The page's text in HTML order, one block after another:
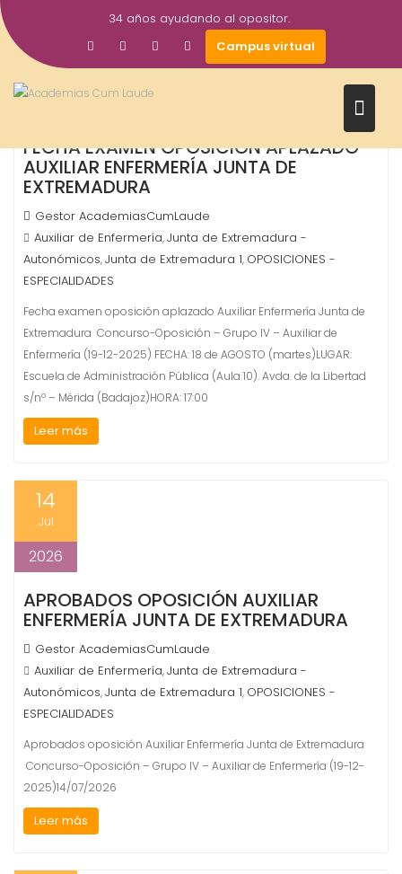
Saltar
al
contenido
34 años ayudando al opositor.
Campus virtual
Ago
2026
FECHA EXAMEN OPOSICIÓN APLAZADO
AUXILIAR ENFERMERÍA JUNTA DE
EXTREMADURA
Gestor AcademiasCumLaude
Auxiliar de Enfermería,Junta de Extremadura -
Autonómicos,Junta de Extremadura 1, OPOSICIONES -
ESPECIALIDADES
Fecha examen oposición aplazado Auxiliar Enfermería Junta de
Extremadura Concurso-Oposición – Grupo IV – Auxiliar de
Enfermería (19-12-2025) FECHA: 18 de AGOSTO (martes)LUGAR:
Escuela de Administración Pública (Aula 10). Avda. de la Libertad
s/nº – Mérida (Badajoz)HORA: 17:00
Leer más
14
Jul
2026
APROBADOS OPOSICIÓN AUXILIAR
ENFERMERÍA JUNTA DE EXTREMADURA
Gestor AcademiasCumLaude
Auxiliar de Enfermería,Junta de Extremadura -
Autonómicos,Junta de Extremadura 1, OPOSICIONES -
ESPECIALIDADES
Aprobados oposición Auxiliar Enfermería Junta de Extremadura
Concurso-Oposición – Grupo IV – Auxiliar de Enfermería (19-12-
2025)14/07/2026
Leer más